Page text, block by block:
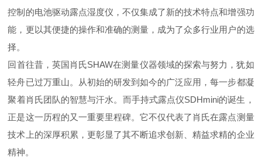
控制的电池驱动露点湿度仪，不仅集成了新的技术特点和增强功
能，更以其便捷的操作和准确的测量，成为了众多行业用户的选
择。
回首往昔，英国肖氏SHAW在测量仪器领域的探索与努力，犹如
轻舟已过万重山。从初始的研发到如今的广泛应用，每一步都凝
聚着肖氏团队的智慧与汗水。而手持式露点仪SDHmini的诞生，
正是这一历程的又一重要里程碑。它不仅代表了肖氏在露点测量
技术上的深厚积累，更彰显了其不断追求创新、精益求精的企业
精神。